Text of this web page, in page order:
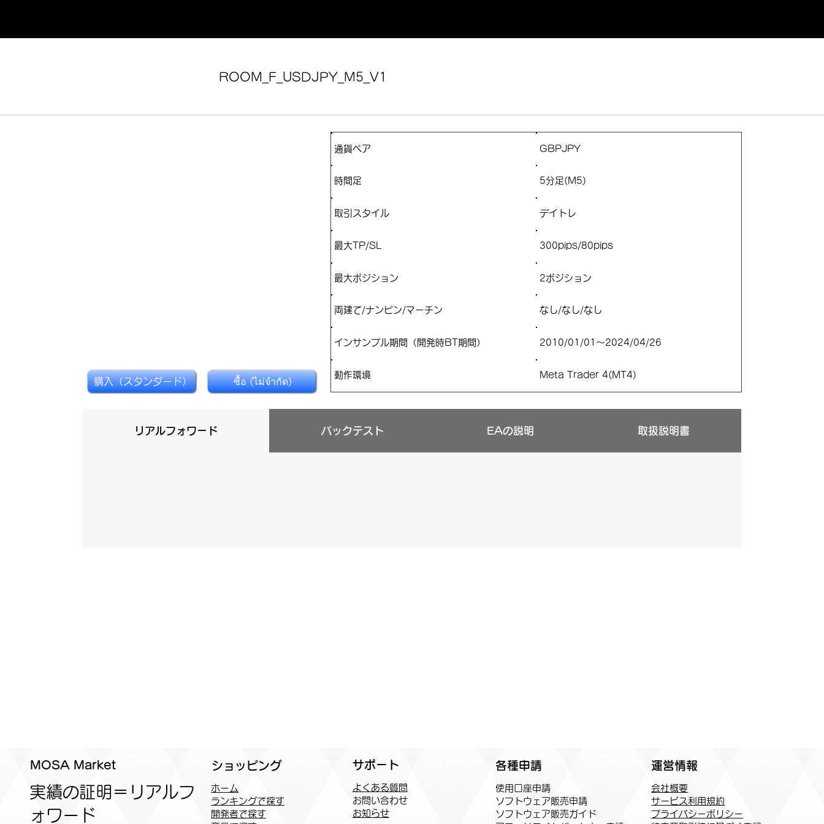
ROOM_F_USDJPY_M5_V1
通貨ペア GBPJPY
​時間足 5分足(M5)
取引スタイル デイトレ
最大TP/SL 300pips/80pips
​最大ポジション 2ポジション
両建て/ナンピン/マーチン なし/なし/なし
インサンプル期間（開発時BT期間） 2010/01/01～2024/04/26
​動作環境 Meta Trader 4(MT4)
購入（スタンダード） ซื้อ (ไม่จำกัด)
リアルフォワード バックテスト EAの説明 取扱説明書
MOSA Market
実績の証明＝リアルフ
ォワード
ショッピング
ホーム
ランキングで探す
開発者で探す
サポート
よくある質問
お問い合わせ
お知らせ
各種申請
​使用口座申請
ソフトウェア販売申請
ソフトウェア販売ガイド
運営情報
会社概要
サービス利用規約
プライバシーポリシー